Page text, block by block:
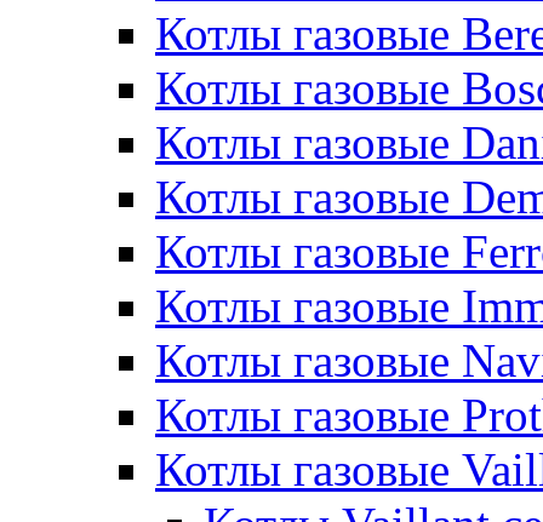
Котлы газовые
Котлы газовые
Котлы газовые
Котлы газовые
Котлы газовые
Котлы газовые
Котлы газовые
Котлы газовые
Котлы газовые